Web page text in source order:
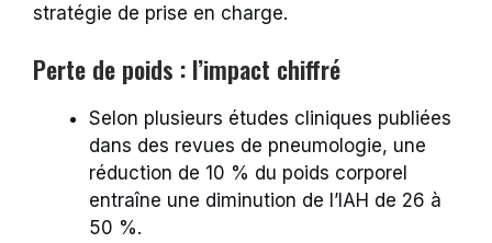
stratégie de prise en charge.
Perte de poids : l’impact chiffré
Selon plusieurs études cliniques publiées
dans des revues de pneumologie, une
réduction de 10 % du poids corporel
entraîne une diminution de l’IAH de 26 à
50 %.